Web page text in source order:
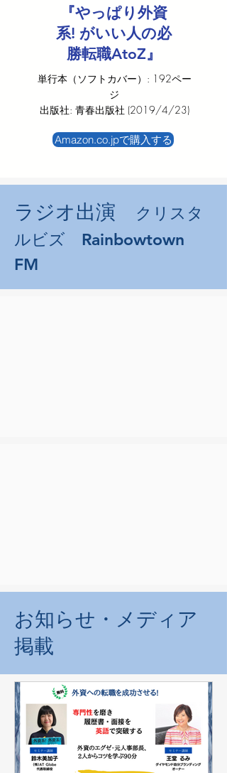
『やっぱり外資
系! がいい人の必
勝転職AtoZ』
単行本（ソフトカバー）: 192ペー
ジ
出版社: 青春出版社 (2019/4/23)
Amazon.co.jpで購入する
ラジオ出演
クリスタ
ルビズ Rainbowtown
FM
お知らせ・メディア
掲載